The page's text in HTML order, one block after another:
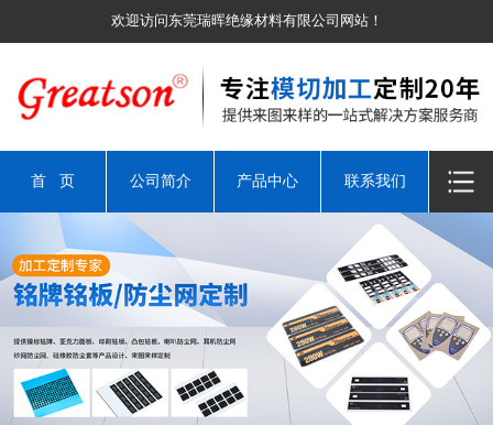
欢迎访问东莞瑞晖绝缘材料有限公司网站！
首 页 公司简介 产品中心 联系我们